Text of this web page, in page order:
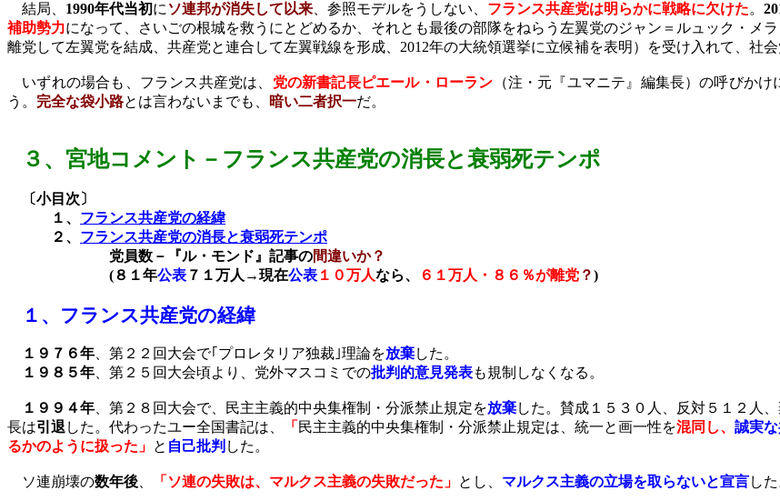
結局、 1990年代当初に ソ連邦が消失して以来 、参照モデルをうしない、 フランス共産党は明らかに戦略に欠けた。
補助勢力になって、さいごの根城を救うにとどめるか、それとも最後の部隊をねらう左翼党のジャン＝ルュック・メ
離党して左翼党を結成、共産党と連合して左翼戦線を形成、 2012年の大統領選挙に立候補を表明）を受け入れて、社
いずれの場合も、フランス共産党は 党の新書記長ピエール・ローラン （注・元『ユマニテ』編集長）の呼びかけ
う。 完全な袋小路とは言わないまでも、 暗い二者択一だ。
３、 宮地コメント－フランス共産党の消長と衰弱死テンポ
〔小目次〕
１、 フランス共産党の経緯
２、 フランス共産党の消長と衰弱死テンポ
党員数－『ル・モンド』記事の間違いか？
(８１年公表 ７１万人→現在公表 １０万人なら、 ６１万人・８６％が離党 ？)
１、 フランス共産党の経緯
１９７６年 、第２２回大会で｢プロレタリア独裁｣理論を放棄した。
１９８５年 、第２５回大会頃より、党外マスコミでの批判的意見発表も規制しなくなる。
１９９４年 、第２８回大会で、民主主義的中央集権制・分派禁止規定を放棄した。賛成１５３０人、反対５１２人
長は引退 した。代わったユー全国書記は、 「 民主主義的中央集権制・分派禁止規定は、統一と画一性を混同し、 誠実
るかのように扱った」 と 自己批判 した。
ソ連崩壊の数年後 「ソ連の失敗は、マルクス主義の失敗だった」 とし、 マルクス主義の立場を取らないと宣言した